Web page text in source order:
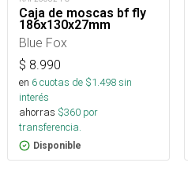
Caja de moscas bf fly
186x130x27mm
Blue Fox
$ 8.990
en 6cuotas de $1.498sin
interés
ahorras $360 por
transferencia.
Disponible